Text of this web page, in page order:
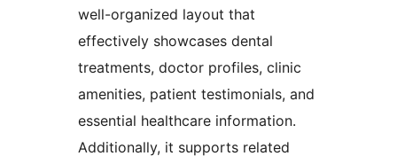
well-organized layout that
effectively showcases dental
treatments, doctor profiles, clinic
amenities, patient testimonials, and
essential healthcare information.
Additionally, it supports related